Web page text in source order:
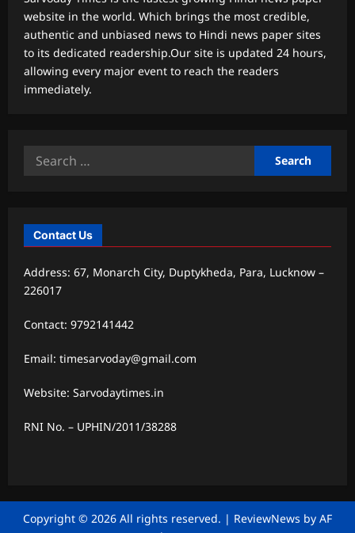
website in the world. Which brings the most credible,
authentic and unbiased news to Hindi news paper sites
to its dedicated readership.Our site is updated 24 hours,
allowing every major event to reach the readers
immediately.
Search
Contact Us
Address: 67, Monarch City, Duptykheda, Para, Lucknow –
226017
Contact: 9792141442
Email: timesarvoday@gmail.com
Website: Sarvodaytimes.in
RNI No. – UPHIN/2011/38288
Copyright © 2026 All rights reserved. | ReviewNews by AF